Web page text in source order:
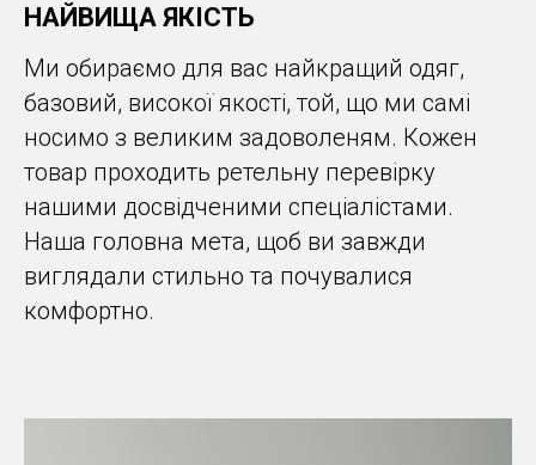
НАЙВИЩА ЯКІСТЬ
Ми обираємо для вас найкращий одяг,
базовий, високої якості, той, що ми самі
носимо з великим задоволеням. Кожен
товар проходить ретельну перевірку
нашими досвідченими спеціалістами.
Наша головна мета, щоб ви завжди
виглядали стильно та почувалися
комфортно.